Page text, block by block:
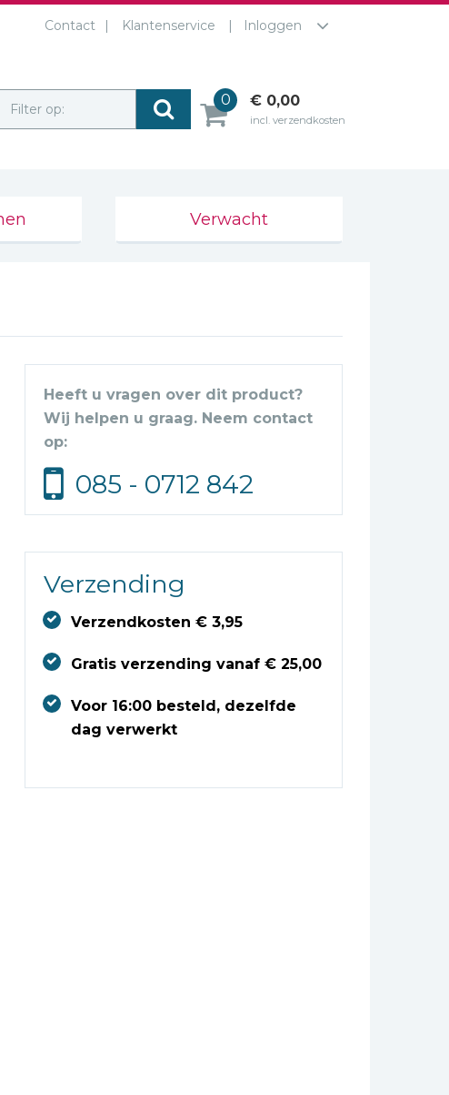
Contact Klantenservice Inloggen
Filter op:
0 € 0,00
incl. verzendkosten
Verwacht
Heeft u vragen over dit product?
Wij helpen u graag. Neem contact
op:
085 - 0712 842
Verzending
Verzendkosten € 3,95
Gratis verzending vanaf € 25,00
Voor 16:00 besteld, dezelfde
dag verwerkt